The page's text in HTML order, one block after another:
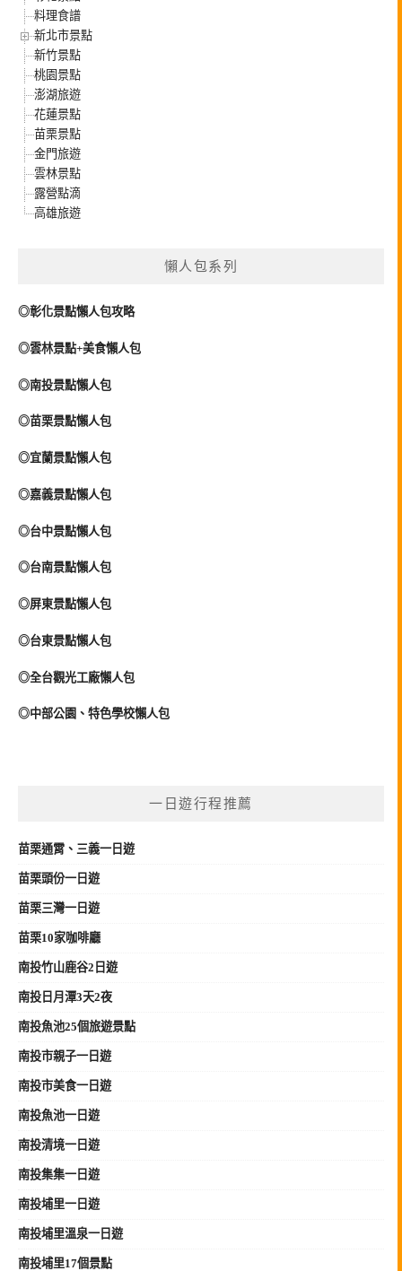
料理食譜
新北市景點
新竹景點
桃園景點
澎湖旅遊
花蓮景點
苗栗景點
金門旅遊
雲林景點
露營點滴
高雄旅遊
懶人包系列
◎彰化景點懶人包攻略
◎雲林景點+美食懶人包
◎南投景點懶人包
◎苗栗景點懶人包
◎宜蘭景點懶人包
◎嘉義景點懶人包
◎台中景點懶人包
◎台南景點懶人包
◎屏東景點懶人包
◎台東景點懶人包
◎全台觀光工廠懶人包
◎中部公園、特色學校懶人包
一日遊行程推薦
苗栗通霄、三義一日遊
苗栗頭份一日遊
苗栗三灣一日遊
苗栗10家咖啡廳
南投竹山鹿谷2日遊
南投日月潭3天2夜
南投魚池25個旅遊景點
南投市親子一日遊
南投市美食一日遊
南投魚池一日遊
南投清境一日遊
南投集集一日遊
南投埔里一日遊
南投埔里溫泉一日遊
南投埔里17個景點